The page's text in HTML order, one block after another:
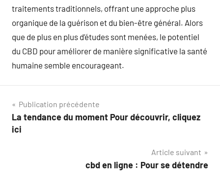
traitements traditionnels, offrant une approche plus
organique de la guérison et du bien-être général. Alors
que de plus en plus d’études sont menées, le potentiel
du CBD pour améliorer de manière significative la santé
humaine semble encourageant.
Navigation
de
Publication précédente
La tendance du moment Pour découvrir, cliquez
ici
Article suivant
cbd en ligne : Pour se détendre